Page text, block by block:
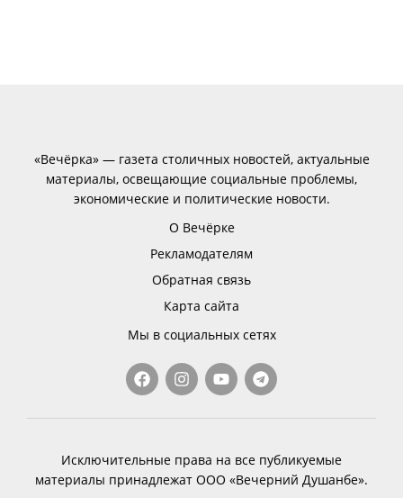
«Вечёрка» — газета столичных новостей, актуальные
материалы, освещающие социальные проблемы,
экономические и политические новости.
О Вечёрке
Рекламодателям
Обратная связь
Карта сайта
Мы в социальных сетях
Исключительные права на все публикуемые
материалы принадлежат ООО «Вечерний Душанбе».